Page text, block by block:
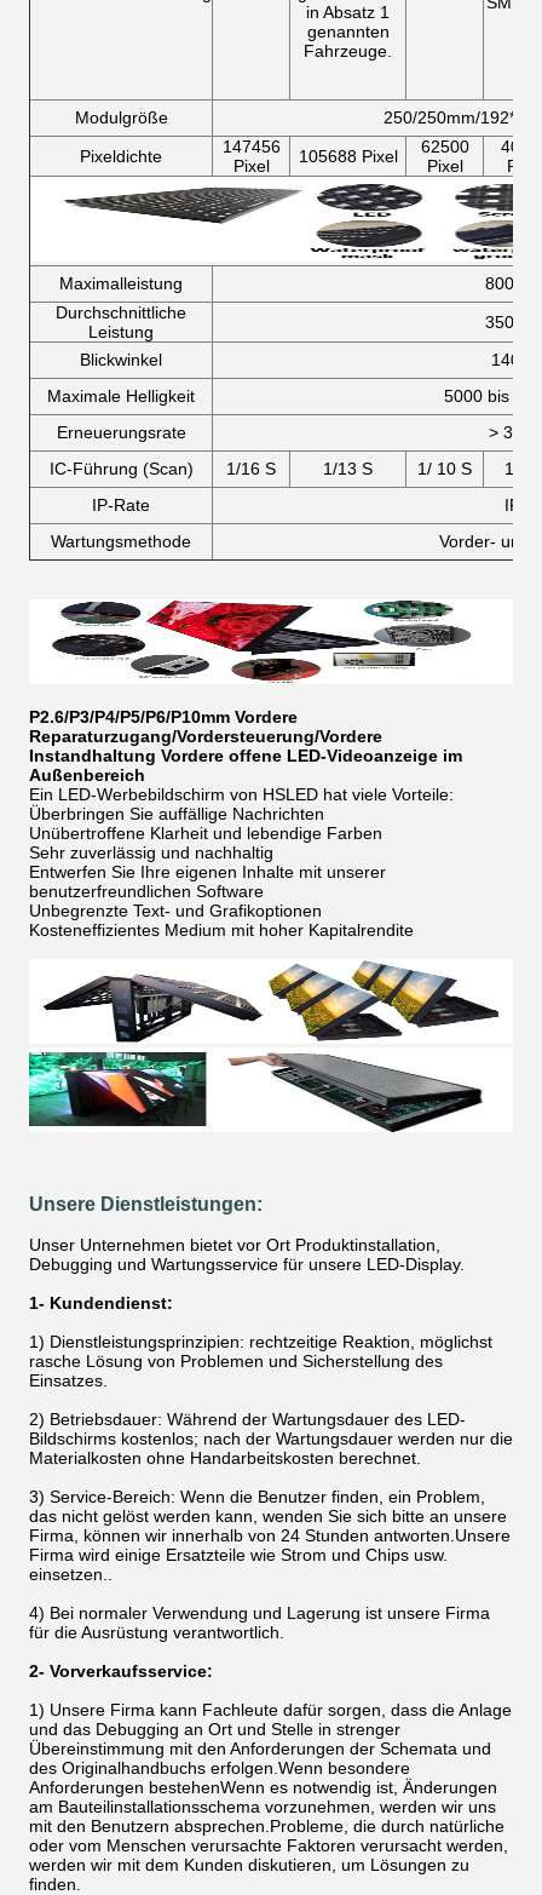
in Absatz 1
genannten
Fahrzeuge.
Modulgröße
250/250mm/
Pixeldichte
147456
Pixel
105688 Pixel
62500
Pixel
Pixel
Maximalleistung
800
Durchschnittliche
Leistung
350
Blickwinkel
140 /
Maximale Helligkeit
5000 bis
Erneuerungsrate
>
IC-Führung (Scan)
1/16 S 1/13 S 1/ 10 S
1/8
IP-Rate
IP
Wartungsmethode
Vorder- und
P2.6/P3/P4/P5/P6/P10mm Vordere
Reparaturzugang/Vordersteuerung/Vordere
Instandhaltung Vordere offene LED-Videoanzeige im
Außenbereich
Ein LED-Werbebildschirm von HSLED hat viele Vorteile:
Überbringen Sie auffällige Nachrichten
Unübertroffene Klarheit und lebendige Farben
Sehr zuverlässig und nachhaltig
Entwerfen Sie Ihre eigenen Inhalte mit unserer
benutzerfreundlichen Software
Unbegrenzte Text- und Grafikoptionen
Kosteneffizientes Medium mit hoher Kapitalrendite
Unsere Dienstleistungen:
Unser Unternehmen bietet vor Ort Produktinstallation,
Debugging und Wartungsservice für unsere LED-Display.
1- Kundendienst:
1) Dienstleistungsprinzipien: rechtzeitige Reaktion, möglichst
rasche Lösung von Problemen und Sicherstellung des
Einsatzes.
2) Betriebsdauer: Während der Wartungsdauer des LED-
Bildschirms kostenlos; nach der Wartungsdauer werden nur die
Materialkosten ohne Handarbeitskosten berechnet.
3) Service-Bereich: Wenn die Benutzer finden, ein Problem,
das nicht gelöst werden kann, wenden Sie sich bitte an unsere
Firma, können wir innerhalb von 24 Stunden antworten.Unsere
Firma wird einige Ersatzteile wie Strom und Chips usw.
einsetzen..
4) Bei normaler Verwendung und Lagerung ist unsere Firma
für die Ausrüstung verantwortlich.
2- Vorverkaufsservice:
1) Unsere Firma kann Fachleute dafür sorgen, dass die Anlage
und das Debugging an Ort und Stelle in strenger
Übereinstimmung mit den Anforderungen der Schemata und
des Originalhandbuchs erfolgen.Wenn besondere
Anforderungen bestehenWenn es notwendig ist, Änderungen
am Bauteilinstallationsschema vorzunehmen, werden wir uns
mit den Benutzern absprechen.Probleme, die durch natürliche
oder vom Menschen verursachte Faktoren verursacht werden,
werden wir mit dem Kunden diskutieren, um Lösungen zu
finden.